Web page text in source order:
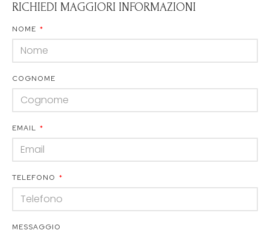
RICHIEDI MAGGIORI INFORMAZIONI
NOME
COGNOME
EMAIL
TELEFONO
MESSAGGIO